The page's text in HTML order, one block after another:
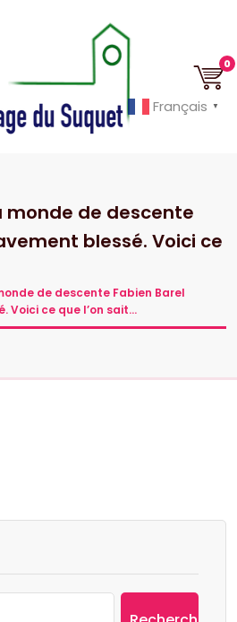
0
monde de descente
blessé. Voici ce
de descente Fabien Barel
Voici ce que l’on sait…
Français ▼